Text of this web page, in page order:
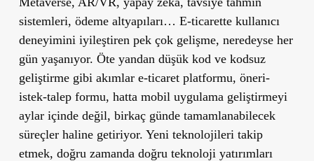
sistemleri, ödeme altyapıları… E-ticarette kullanıcı
deneyimini iyileştiren pek çok gelişme, neredeyse her
gün yaşanıyor. Öte yandan düşük kod ve kodsuz
geliştirme gibi akımlar e-ticaret platformu, öneri-
istek-talep formu, hatta mobil uygulama geliştirmeyi
aylar içinde değil, birkaç günde tamamlanabilecek
süreçler haline getiriyor. Yeni teknolojileri takip
etmek, doğru zamanda doğru teknoloji yatırımları